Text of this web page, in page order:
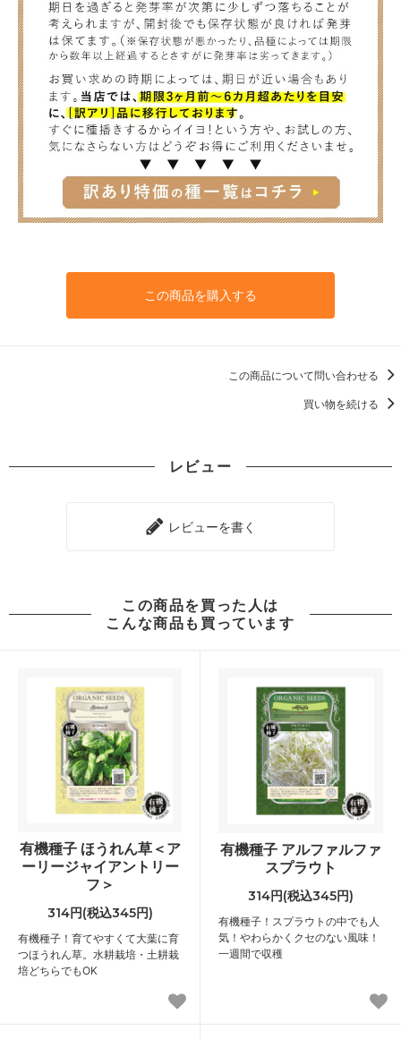
この商品を購入する
この商品について問い合わせる
買い物を続ける
レビュー
レビューを書く
この商品を買った人は
こんな商品も買っています
有機種子 ほうれん草＜ア
ーリージャイアントリー
フ＞
314円(税込345円)
有機種子！育てやすくて大葉に育
つほうれん草。水耕栽培・土耕栽
培どちらでもOK
有機種子 アルファルファ
スプラウト
314円(税込345円)
有機種子！スプラウトの中でも人
気！やわらかくクセのない風味！
一週間で収穫